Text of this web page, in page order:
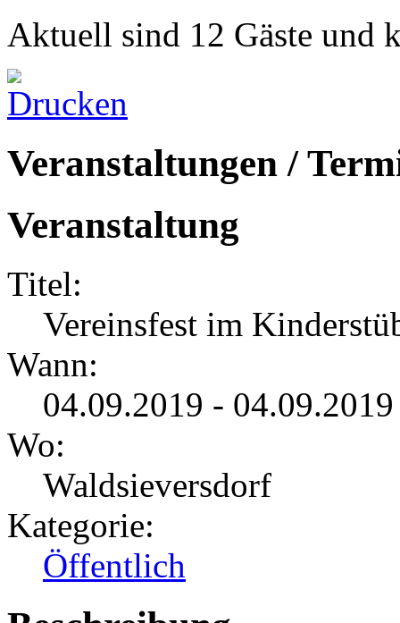
Aktuell sind 12 Gäste und
Veranstaltungen /
Veranstaltung
Titel:
Vereinsfest im
Wann:
04.09.2019 -
Wo:
Waldsieversdorf
Kategorie:
Öffentlich